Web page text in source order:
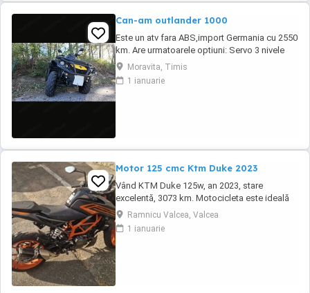
Can-am outlander 1000
Este un atv fara ABS,import Germania cu 2550
km. Are urmatoarele optiuni: Servo 3 nivele
Suspensie FOX cu rebound Bullbar fata
Bullbar spate Handguardurile Can am Jante
beadlock
Moravita, Timis
1 ianuarie
Motor 125 cmc Ktm Duke 2023
Vând KTM Duke 125w, an 2023, stare
excelentă, 3073 km. Motocicleta este ideală
pentru începători sau pentru oraș. Fără daune,
lovituri!
Ramnicu Valcea, Valcea
1 ianuarie